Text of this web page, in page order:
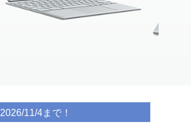
2026/11/4まで！